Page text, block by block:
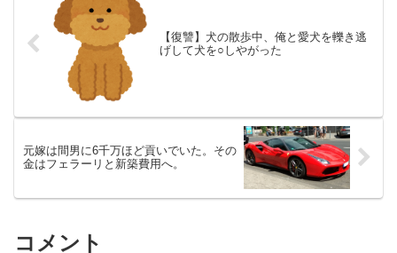
【復讐】犬の散歩中、俺と愛犬を轢き逃
げして犬を○しやがった
元嫁は間男に6千万ほど貢いでいた。その
金はフェラーリと新築費用へ。
コメント